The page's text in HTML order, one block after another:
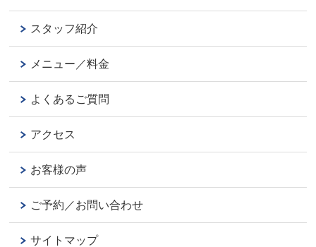
スタッフ紹介
メニュー／料金
よくあるご質問
アクセス
お客様の声
ご予約／お問い合わせ
サイトマップ